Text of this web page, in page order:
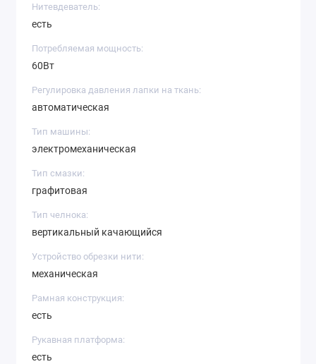
Нитевдеватель:
есть
Потребляемая мощность:
60Вт
Регулировка давления лапки на ткань:
автоматическая
Тип машины:
электромеханическая
Тип смазки:
графитовая
Тип челнока:
вертикальный качающийся
Устройство обрезки нити:
механическая
Рамная конструкция:
есть
Рукавная платформа:
есть